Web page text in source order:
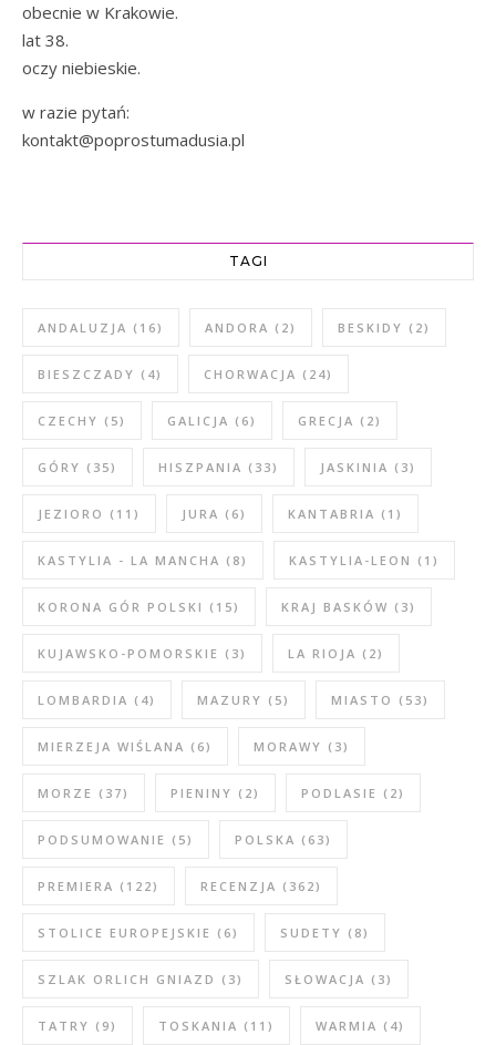
obecnie w Krakowie.
lat 38.
oczy niebieskie.
w razie pytań:
kontakt@poprostumadusia.pl
TAGI
ANDALUZJA (16) ANDORA (2) BESKIDY (2)
BIESZCZADY (4) CHORWACJA (24)
CZECHY (5) GALICJA (6) GRECJA (2)
GÓRY (35) HISZPANIA (33) JASKINIA (3)
JEZIORO (11) JURA (6) KANTABRIA (1)
KASTYLIA - LA MANCHA (8) KASTYLIA-LEON (1)
KORONA GÓR POLSKI (15) KRAJ BASKÓW (3)
KUJAWSKO-POMORSKIE (3) LA RIOJA (2)
LOMBARDIA (4) MAZURY (5) MIASTO (53)
MIERZEJA WIŚLANA (6) MORAWY (3)
MORZE (37) PIENINY (2) PODLASIE (2)
PODSUMOWANIE (5) POLSKA (63)
PREMIERA (122) RECENZJA (362)
STOLICE EUROPEJSKIE (6) SUDETY (8)
SZLAK ORLICH GNIAZD (3) SŁOWACJA (3)
TATRY (9) TOSKANIA (11) WARMIA (4)